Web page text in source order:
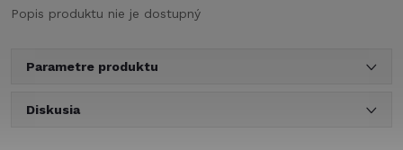
Popis produktu nie je dostupný
Parametre produktu
Diskusia